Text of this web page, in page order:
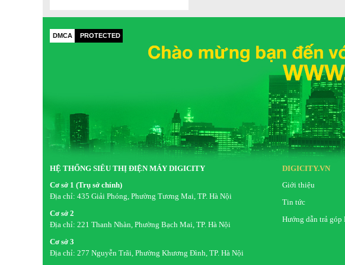
Công nghệ giặt đặc biệt
Công nghệ Greatwaves: với sự kết hợp 3 luồng nước cùng các tia nước
DMCA PROTECTED
HỆ THỐNG SIÊU THỊ ĐIỆN MÁY DIGICITY
Cơ sở 1 (Trụ sở chính)
Địa chỉ: 435 Giải Phóng, Phường Tương Mai, TP. Hà Nội
Cơ sở 2
Địa chỉ: 221 Thanh Nhàn, Phường Bạch Mai, TP. Hà Nội
Cơ sở 3
Địa chỉ: 277 Nguyễn Trãi, Phường Khương Đình, TP. Hà Nội
DIGICITY.VN
Giới thiệu
Tin tức
Hướng dẫn trả